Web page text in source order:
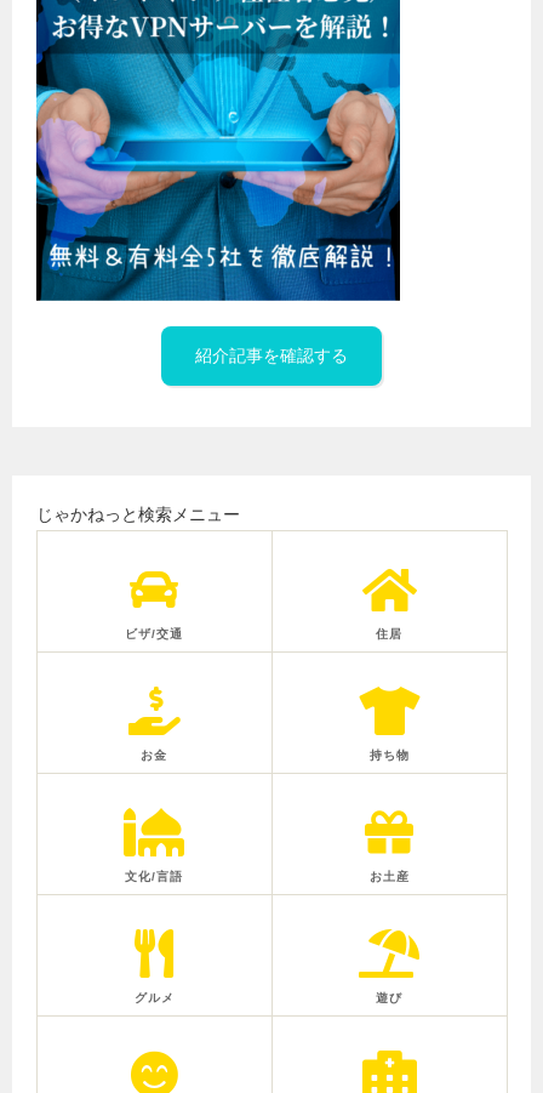
紹介記事を確認する
じゃかねっと検索メニュー
ビザ/交通 住居
お金 持ち物
文化/言語 お土産
グルメ 遊び